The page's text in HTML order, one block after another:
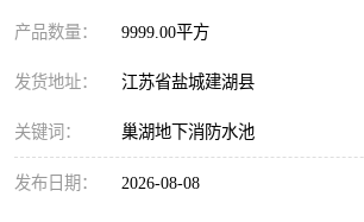
产品数量： 9999.00平方
发货地址： 江苏省盐城建湖县
关键词： 巢湖地下消防水池
发布日期： 2026-08-08